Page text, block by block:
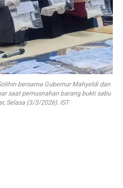
bersama Gubernur Mahyeldi dan
saat pemusnahan barang bukti sabu
Selasa (3/3/2026). IST